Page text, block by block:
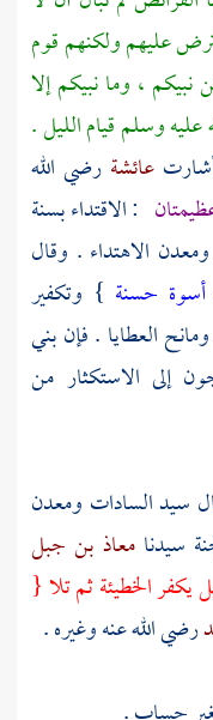
عليهم ولكنهم قوم
نبيكم ، وما نبيكم إلا
وسلم قيام الليل .
عائشة رضي الله
: الاقتداء بسنة
الاهتداء . وقال
حسنة } وتكفير
العطايا . فإن بني
إلى الاستكثار من
سيد السادات ومعدن
سيدنامعاذ بن جبل
يكفر الخطيئة ثم تلا {
رضي الله عنه وغيره .